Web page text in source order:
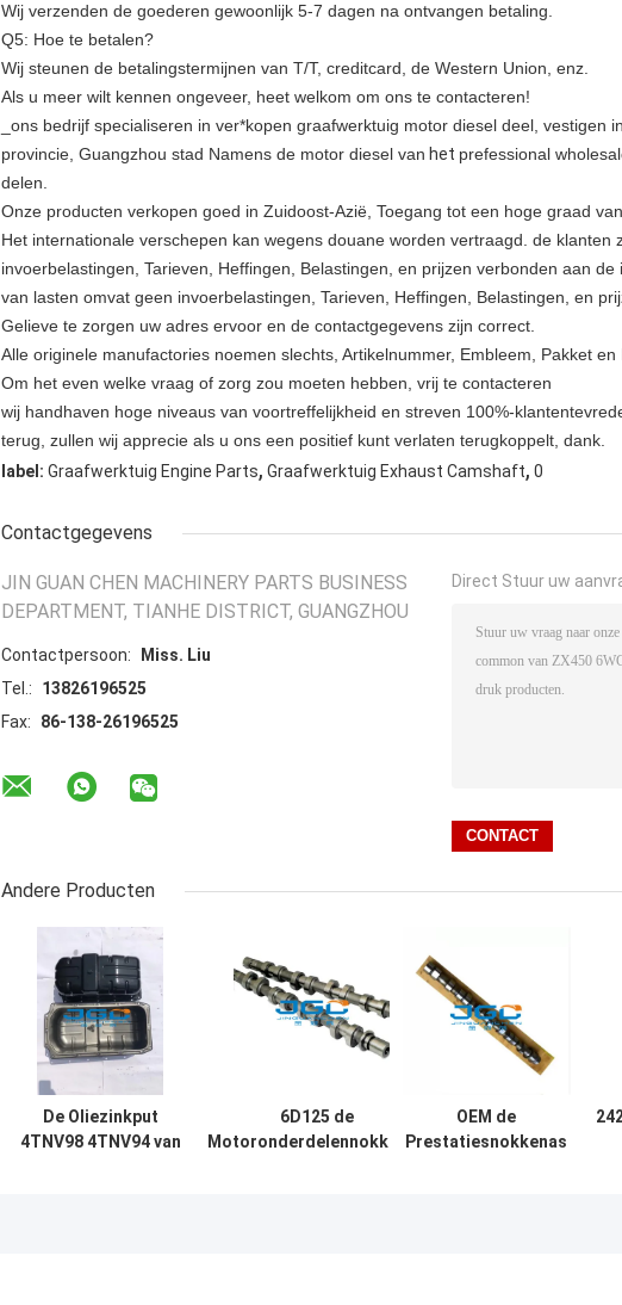
Wij verzenden de goederen gewoonlijk 5-7 dagen na ontvangen betaling.
Q5: Hoe te betalen?
Wij steunen de betalingstermijnen van T/T, creditcard, de Western Union, enz.
Als u meer wilt kennen ongeveer, heet welkom om ons te contacteren!
_ons bedrijf specialiseren in ver*kopen graafwerktuig motor diesel deel, vestigen
provincie, Guangzhou stad Namens de motor diesel van het prefessional
delen.
Onze producten verkopen goed in Zuidoost-Azië, Toegang tot een hoge graad
Het internationale verschepen kan wegens douane worden vertraagd. de klanten
invoerbelastingen, Tarieven, Heffingen, Belastingen, en prijzen verbonden aan
van lasten omvat geen invoerbelastingen, Tarieven, Heffingen, Belastingen, en
Gelieve te zorgen uw adres ervoor en de contactgegevens zijn correct.
Alle originele manufactories noemen slechts, Artikelnummer, Embleem, Pakket
Om het even welke vraag of zorg zou moeten hebben, vrij te contacteren
wij handhaven hoge niveaus van voortreffelijkheid en streven 100%-
terug, zullen wij apprecie als u ons een positief kunt verlaten terugkoppelt, dank.
label: Graafwerktuig Engine Parts, Graafwerktuig Exhaust Camshaft, 0
Contactgegevens
JIN GUAN CHEN MACHINERY PARTS BUSINESS
DEPARTMENT, TIANHE DISTRICT, GUANGZHOU
Contactpersoon:
Miss. Liu
Tel.:
13826196525
Fax:
86-138-26196525
Direct Stuur uw
Andere Producten
De Oliezinkput
4TNV98 4TNV94 van
6D125 de
Motoronderdelennokkenas
OEM de
Prestatiesnokkenas